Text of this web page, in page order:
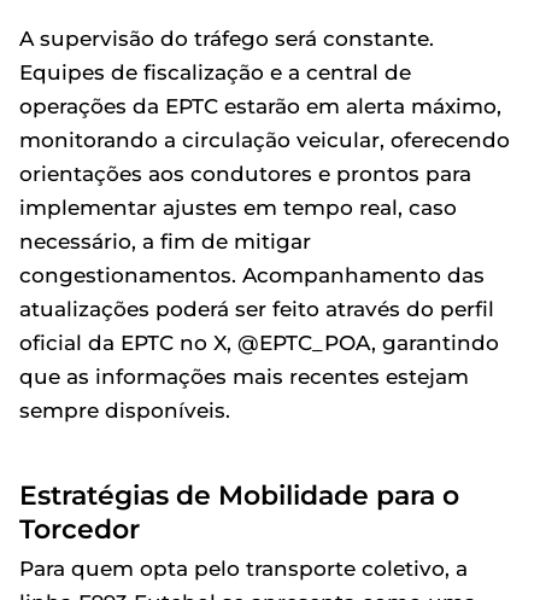
A supervisão do tráfego será constante.
Equipes de fiscalização e a central de
operações da EPTC estarão em alerta máximo,
monitorando a circulação veicular, oferecendo
orientações aos condutores e prontos para
implementar ajustes em tempo real, caso
necessário, a fim de mitigar
congestionamentos. Acompanhamento das
atualizações poderá ser feito através do perfil
oficial da EPTC no X, @EPTC_POA, garantindo
que as informações mais recentes estejam
sempre disponíveis.
Estratégias de Mobilidade para o
Torcedor
Para quem opta pelo transporte coletivo, a